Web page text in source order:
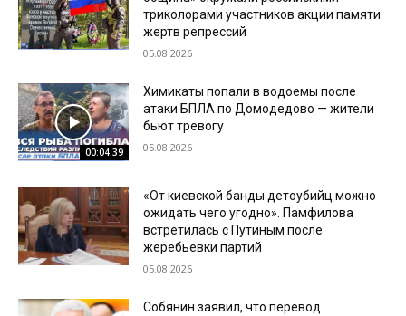
триколорами участников акции памяти
жертв репрессий
05.08.2026
00:04:39
Химикаты попали в водоемы после
атаки БПЛА по Домодедово — жители
бьют тревогу
05.08.2026
«От киевской банды детоубийц можно
ожидать чего угодно». Памфилова
встретилась с Путиным после
жеребьевки партий
05.08.2026
Собянин заявил, что перевод